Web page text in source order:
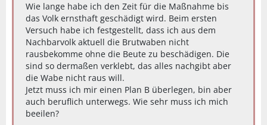
Wie lange habe ich den Zeit für die Maßnahme bis
das Volk ernsthaft geschädigt wird. Beim ersten
Versuch habe ich festgestellt, dass ich aus dem
Nachbarvolk aktuell die Brutwaben nicht
rausbekomme ohne die Beute zu beschädigen. Die
sind so dermaßen verklebt, das alles nachgibt aber
die Wabe nicht raus will.
Jetzt muss ich mir einen Plan B überlegen, bin aber
auch beruflich unterwegs. Wie sehr muss ich mich
beeilen?